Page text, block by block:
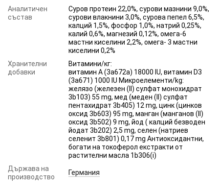
Аналитичен
състав
Суров протеин 22,0%, сурови мазнини 9,0%,
сурови влакнини 3,0%, сурова пепел 6,5%,
калций 1,5%, фосфор 1,0%, натрий 0,25%,
калий 0,6%, магнезий 0,12%, омега-6
мастни киселини 2,2%, омега- 3 мастни
киселини 0,2%
Хранителни
добавки
Витамини/кг:
витамин A (3a672a) 18000 IU, витамин D3
(3a671) 1000 IU Микроелементи/kg:
желязо (железен (II) сулфат монохидрат
3b103) 55 mg, мед (меден (II) сулфат
пентахидрат 3b405) 12 mg, цинк (цинков
оксид 3b603) 95 mg, манган (манганов (II)
оксид 3b502) 9 mg, йод ( калций безводен
йодат 3b202) 2,5 mg, селен (натриев
селенит 3b801) 0,17 mg Антиоксидантни,
богати на токоферол екстракти от
растителни масла 1b306(i)
Държава на
производство
Германия